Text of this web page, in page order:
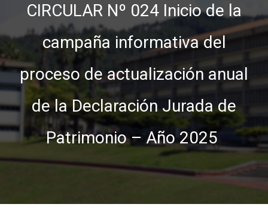
CIRCULAR Nº 024 Inicio de la
campaña informativa del
proceso de actualización anual
de la Declaración Jurada de
Patrimonio – Año 2025